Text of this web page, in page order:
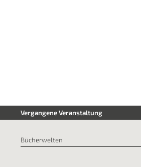
Vergangene Veranstaltung
Bücherwelten